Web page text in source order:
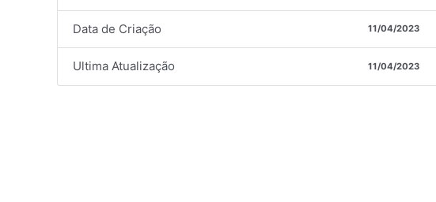
Data de Criação 11/04/2023
Ultima Atualização 11/04/2023